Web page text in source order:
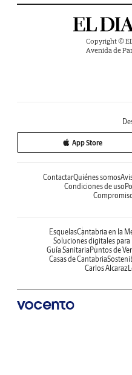
Copyright ©
Avenida de
App Store
ContactarQuiénes somos
Condiciones de uso
EsquelasCantabria en la
Soluciones digitales para
Guía Sanitaria Puntos de
Casas de Cantabria
Carlos Alcaraz